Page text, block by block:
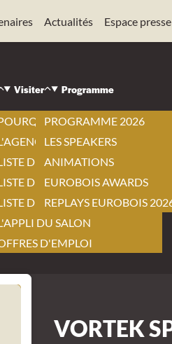
Actualités Espace presse
VORTEK
EXPOSER ?
BY EUROBOIS
Visiter
VISITER ?
BY EUROBOIS
DES EXPOSANTS
DES NOUVEAUTÉS
DES PRODUITS
DU SALON
D'EMPLOI
Programme
PROGRAMME 2026
LES SPEAKERS
ANIMATIONS
EUROBOIS AWARDS
REPLAYS EUROBOIS